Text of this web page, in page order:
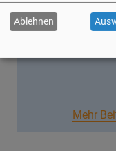
Mehr
Ablehnen